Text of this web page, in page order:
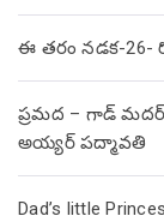
ఈ తరం నడక-
ప్రమద – గాడ్
అయ్యర్ పద్మావతి
Dad’s little